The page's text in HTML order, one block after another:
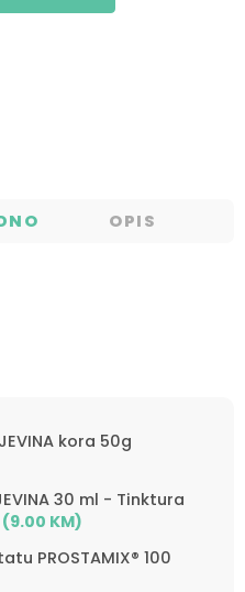
OPIS
kora 50g
30 ml - Tinktura
(9.00 KM)
PROSTAMIX® 100